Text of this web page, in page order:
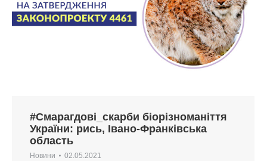
#Смарагдові_скарби біорізноманіття
України: рись, Івано-Франківська
область
Новини 02.05.2021